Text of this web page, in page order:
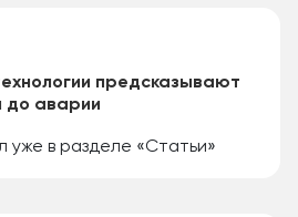
предсказывают
до аварии
уже в разделе «Статьи»